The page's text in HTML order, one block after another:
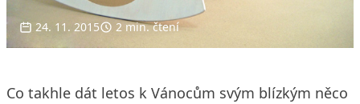
24. 11. 2015 2 min. čtení
Co takhle dát letos k Vánocům svým blízkým něco